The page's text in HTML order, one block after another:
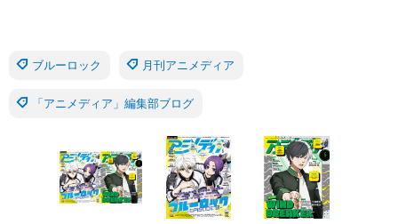
ブルーロック 月刊アニメディア
「アニメディア」編集部ブログ